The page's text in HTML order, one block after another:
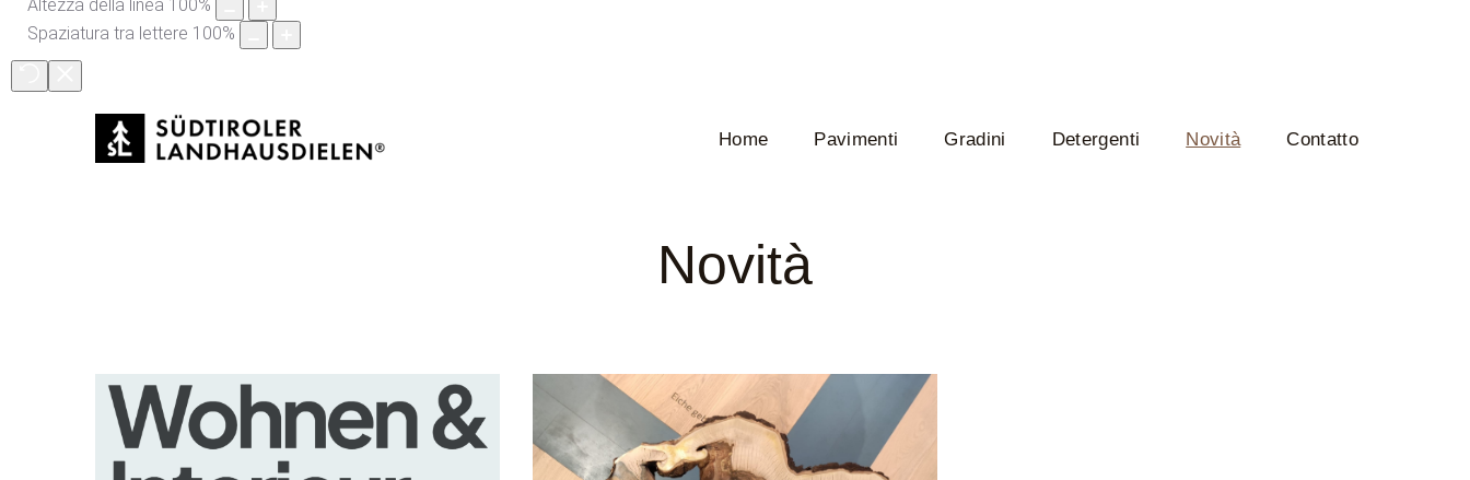
Altezza della linea 100%
Spaziatura tra lettere 100%
Home Pavimenti Gradini Detergenti Novità Contatto
Novità